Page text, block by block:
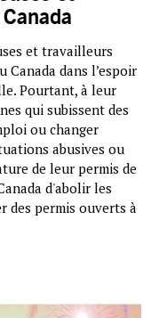
et travailleurs
Canada dans l’espoir
Pourtant, à leur
qui subissent des
ou changer
abusives ou
de leur permis de
d'abolir les
des permis ouverts à